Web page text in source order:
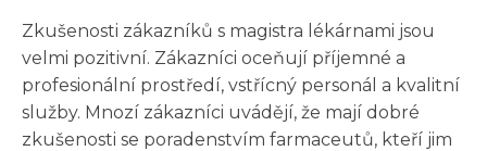
Zkušenosti zákazníků s magistra lékárnami jsou
velmi pozitivní. Zákazníci oceňují příjemné a
profesionální prostředí, vstřícný personál a kvalitní
služby. Mnozí zákazníci uvádějí, že mají dobré
zkušenosti se poradenstvím farmaceutů, kteří jim